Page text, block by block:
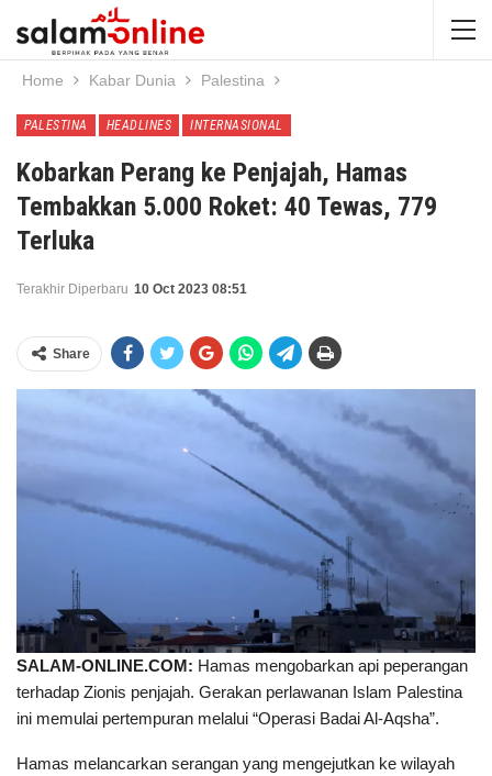
Home Kabar Dunia Palestina
PALESTINA HEADLINES INTERNASIONAL
Kobarkan Perang ke Penjajah, Hamas
Tembakkan 5.000 Roket: 40 Tewas, 779
Terluka
Terakhir Diperbaru 10 Oct 2023 08:51
Share
SALAM-ONLINE.COM: Hamas mengobarkan api peperangan
terhadap Zionis penjajah. Gerakan perlawanan Islam Palestina
ini memulai pertempuran melalui “Operasi Badai Al-Aqsha”.
Hamas melancarkan serangan yang mengejutkan ke wilayah